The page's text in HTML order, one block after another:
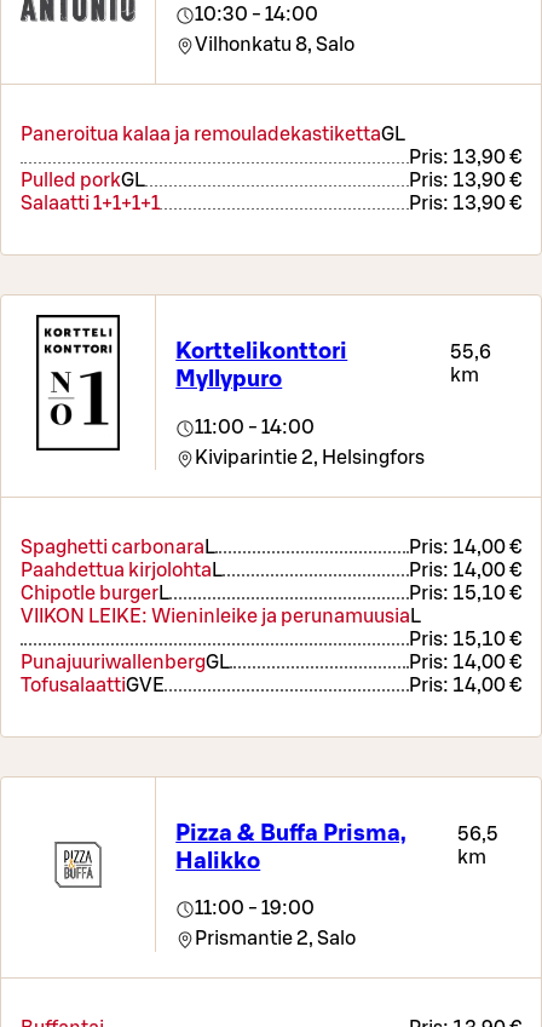
10:30 - 14:00
Vilhonkatu 8, Salo
Paneroitua kalaa ja remouladekastikettaGL
Pris: 13,90 €
Pulled porkGL Pris: 13,90 €
Salaatti 1+1+1+1
Pris: 13,90 €
Korttelikonttori
Myllypuro
55,6
km
11:00 - 14:00
Kiviparintie 2, Helsingfors
Spaghetti carbonara L Pris: 14,00 €
Paahdettua kirjolohta L Pris: 14,00 €
Chipotle burgerL Pris: 15,10 €
VIIKON LEIKE: Wieninleike ja perunamuusia L
Pris: 15,10 €
PunajuuriwallenbergGL Pris: 14,00 €
TofusalaattiGVE Pris: 14,00 €
Pizza & Buffa Prisma,
Halikko
56,5
km
11:00 - 19:00
Prismantie 2, Salo